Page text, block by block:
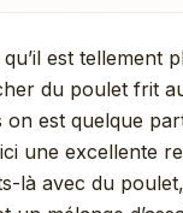
est tellement
du poulet frit
on est quelque
une excellente
là avec du